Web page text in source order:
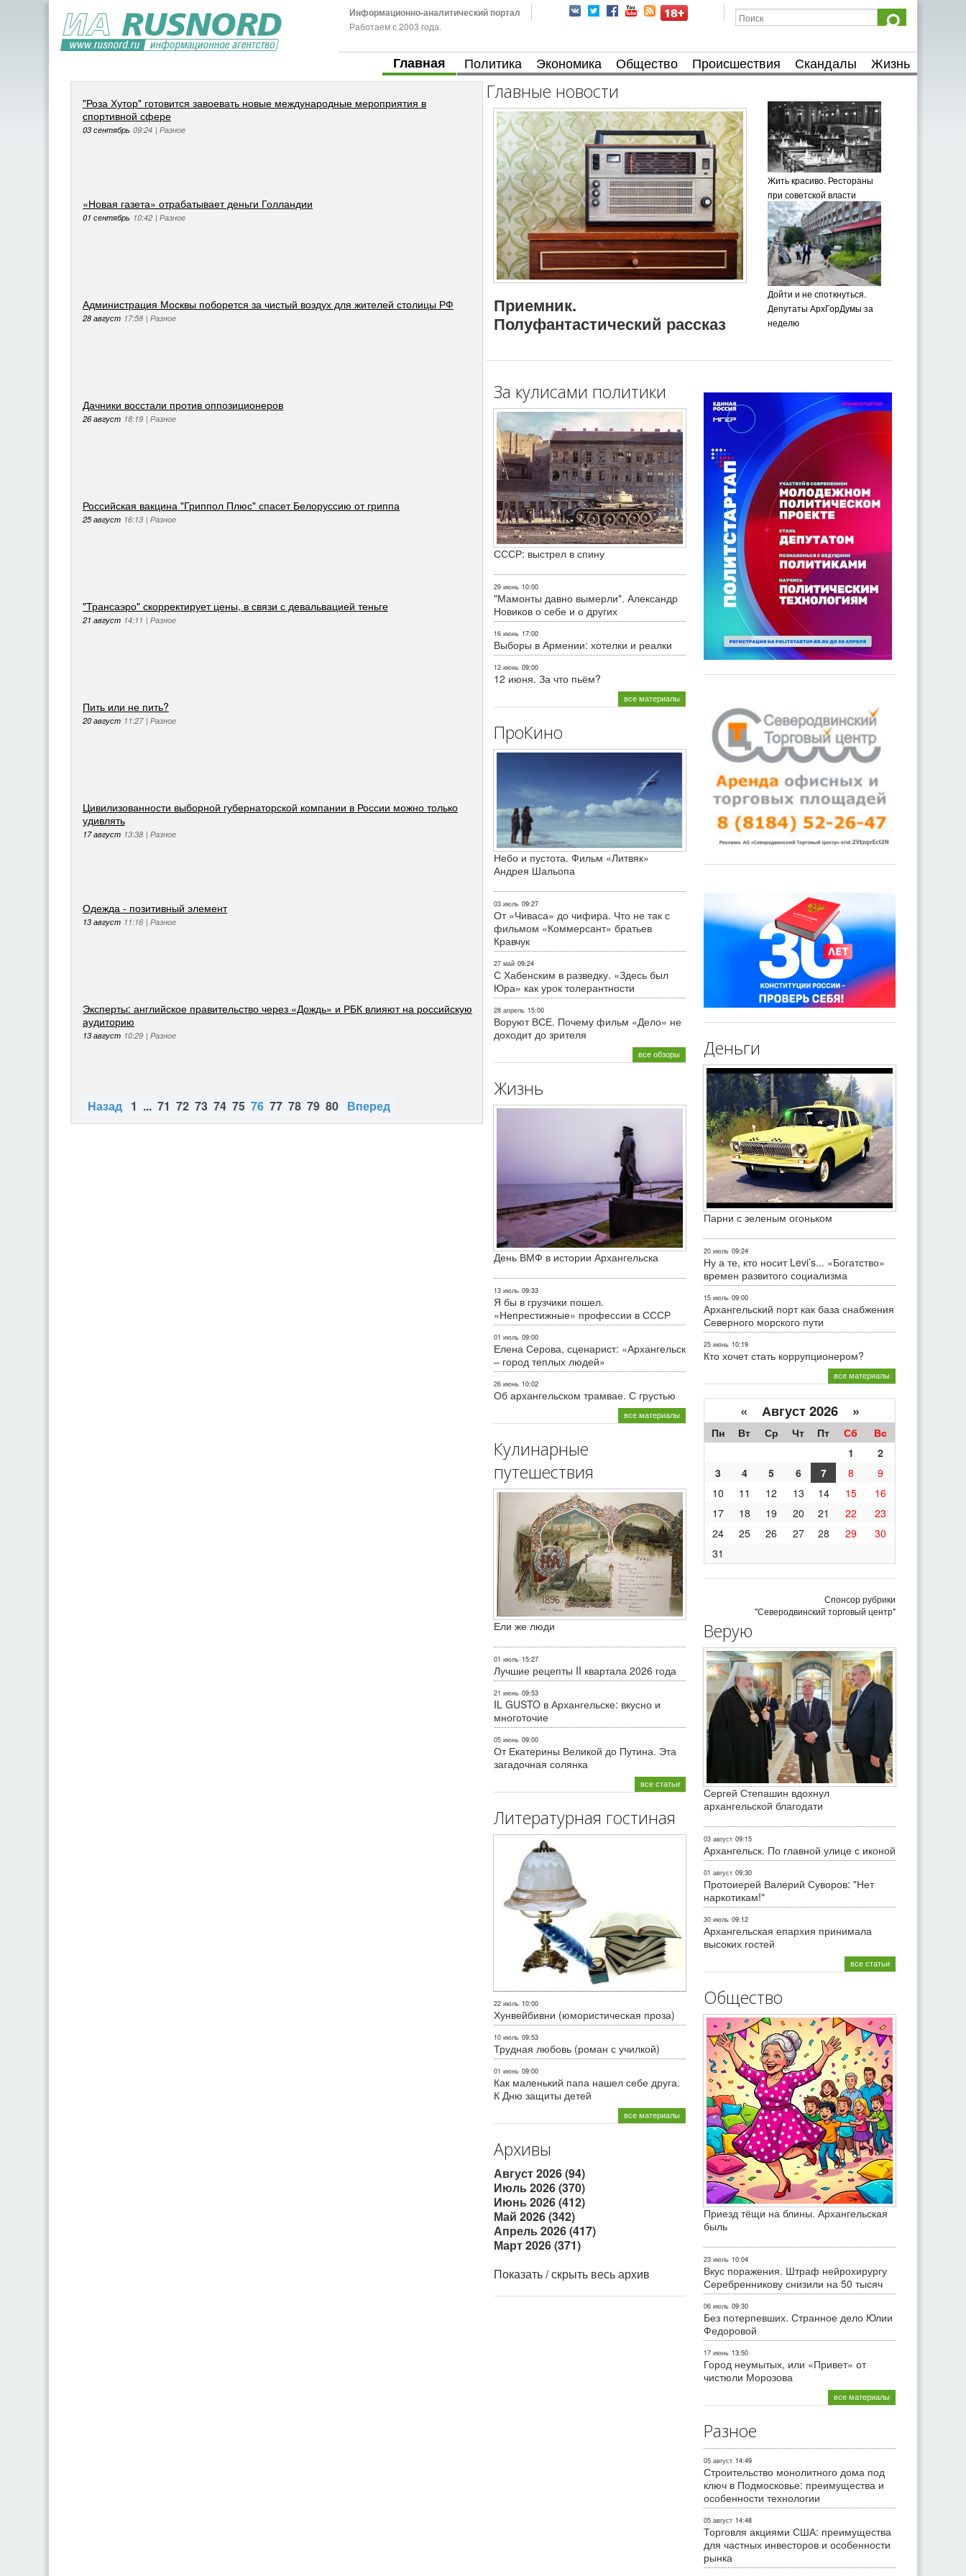
Информационно-аналитический портал
Работаем с 2003 года.
Главная Политика Экономика Общество Происшествия Скандалы Жизнь
"Роза Хутор" готовится завоевать новые международные мероприятия в
спортивной сфере
03 сентябрь 09:24 | Разное
«Новая газета» отрабатывает деньги Голландии
01 сентябрь 10:42 | Разное
Администрация Москвы поборется за чистый воздух для жителей столицы РФ
28 август 17:58 | Разное
Дачники восстали против оппозиционеров
26 август 18:19 | Разное
Российская вакцина "Гриппол Плюс" спасет Белоруссию от гриппа
25 август 16:13 | Разное
"Трансаэро" скорректирует цены, в связи с девальвацией теньге
21 август 14:11 | Разное
Пить или не пить?
20 август 11:27 | Разное
Цивилизованности выборной губернаторской компании в России можно только
удивлять
17 август 13:38 | Разное
Одежда - позитивный элемент
13 август 11:16 | Разное
Эксперты: английское правительство через «Дождь» и РБК влияют на российскую
аудиторию
13 август 10:29 | Разное
Назад 1 ... 71 72 73 74 75 76 77 78 79 80 Вперед
Главные новости
Приемник.
Полуфантастический рассказ
Жить красиво. Рестораны
при советской власти
Дойти и не споткнуться.
Депутаты АрхГорДумы за
неделю
За кулисами политики
СССР: выстрел в спину
29 июнь 10:00
"Мамонты давно вымерли". Александр
Новиков о себе и о других
16 июнь 17:00
Выборы в Армении: хотелки и реалки
12 июнь 09:00
12 июня. За что пьём?
все материалы
ПроКино
Небо и пустота. Фильм «Литвяк»
Андрея Шальопа
03 июль 09:27
От «Чиваса» до чифира. Что не так с
фильмом «Коммерсант» братьев
Кравчук
27 май 09:24
С Хабенским в разведку. «Здесь был
Юра» как урок толерантности
28 апрель 15:00
Воруют ВСЕ. Почему фильм «Дело» не
доходит до зрителя
все обзоры
Жизнь
День ВМФ в истории Архангельска
13 июль 09:33
Я бы в грузчики пошел.
«Непрестижные» профессии в СССР
01 июль 09:00
Елена Серова, сценарист: «Архангельск
– город теплых людей»
26 июнь 10:02
Об архангельском трамвае. С грустью
все материалы
Кулинарные
путешествия
Ели же люди
01 июль 15:27
Лучшие рецепты II квартала 2026 года
21 июнь 09:53
IL GUSTO в Архангельске: вкусно и
многоточие
05 июнь 09:00
От Екатерины Великой до Путина. Эта
загадочная солянка
все статьи
Литературная гостиная
22 июль 10:00
Хунвейбивни (юмористическая проза)
10 июль 09:53
Трудная любовь (роман с училкой)
01 июнь 09:00
Как маленький папа нашел себе друга.
К Дню защиты детей
все материалы
Архивы
Август 2026 (94)
Июль 2026 (370)
Июнь 2026 (412)
Май 2026 (342)
Апрель 2026 (417)
Март 2026 (371)
Показать / скрыть весь архив
Деньги
Парни с зеленым огоньком
20 июль 09:24
Ну а те, кто носит Levi’s... «Богатство»
времен развитого социализма
15 июль 09:00
Архангельский порт как база снабжения
Северного морского пути
25 июнь 10:19
Кто хочет стать коррупционером?
все материалы
« Август 2026 »
Пн Вт Ср Чт Пт Сб
Вс
1
2
3
4 5 6 7 8
9
10
11 12 13 14 15
16
17
18 19 20 21 22
23
24
25 26 27 28 29
30
31
Спонсор рубрики
"Северодвинский торговый центр"
Верую
Сергей Степашин вдохнул
архангельской благодати
03 август 09:15
Архангельск. По главной улице с иконой
01 август 09:30
Протоиерей Валерий Суворов: "Нет
наркотикам!"
30 июль 09:12
Архангельская епархия принимала
высоких гостей
все статьи
Общество
Приезд тёщи на блины. Архангельская
быль
23 июль 10:04
Вкус поражения. Штраф нейрохирургу
Серебренникову снизили на 50 тысяч
06 июль 09:30
Без потерпевших. Странное дело Юлии
Федоровой
17 июнь 13:50
Город неумытых, или «Привет» от
чистюли Морозова
все материалы
Разное
05 август 14:49
Строительство монолитного дома под
ключ в Подмосковье: преимущества и
особенности технологии
05 август 14:48
Торговля акциями США: преимущества
для частных инвесторов и особенности
рынка